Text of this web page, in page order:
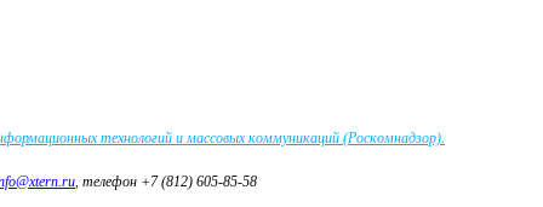
технологий и массовых коммуникаций (Роскомнадзор).
, телефон +7 (812) 605-85-58